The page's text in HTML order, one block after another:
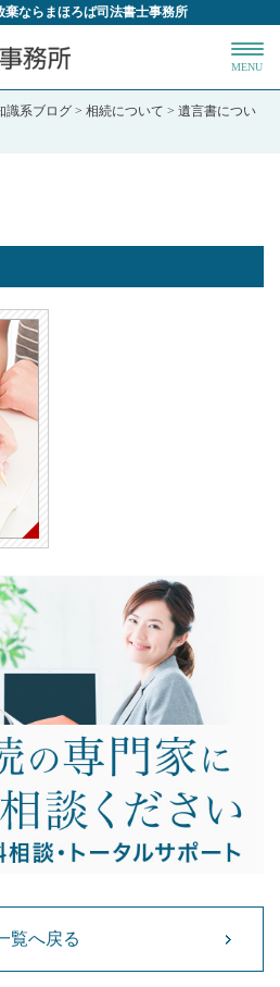
ならまほろば司法書士事務所
MENU
識系ブログ > 相続について > 遺言書につい
覧へ戻る